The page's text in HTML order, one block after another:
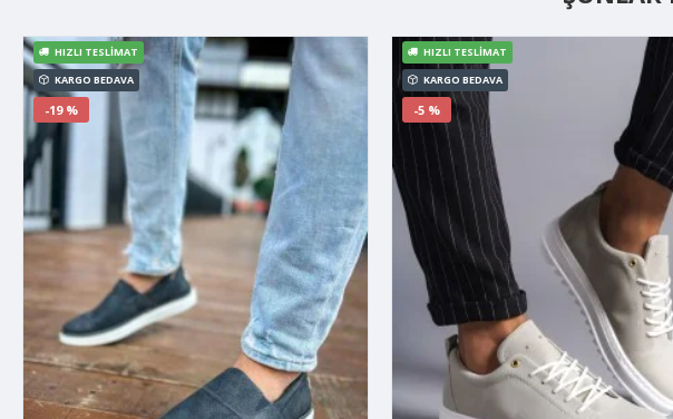
KARGO BEDAVA
HIZLI TESLIMAT
-19 %
KARGO BEDAVA
HIZLI TESLIMAT
-5 %